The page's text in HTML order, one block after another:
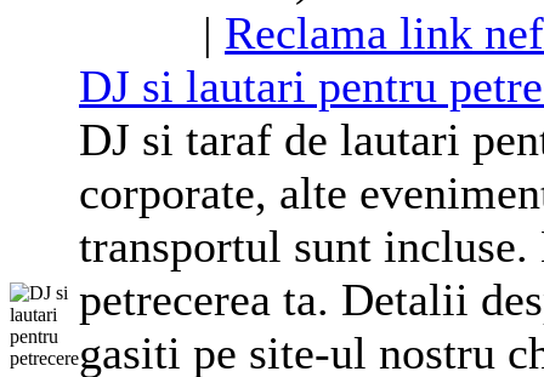
| Reclama link
DJ si lautari pentru
DJ si taraf de lautari
corporate, alte
transportul sunt
petrecerea ta. Detalii
gasiti pe site-ul nostru